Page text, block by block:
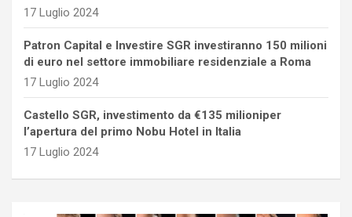
17 Luglio 2024
Patron Capital e Investire SGR investiranno 150 milioni
di euro nel settore immobiliare residenziale a Roma
17 Luglio 2024
Castello SGR, investimento da €135 milioniper
l’apertura del primo Nobu Hotel in Italia
17 Luglio 2024